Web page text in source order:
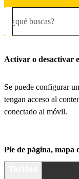
¿qué buscas?
Activar o desactivar
Se puede configurar
tengan acceso al
conectado al móvil.
Pie de página, mapa